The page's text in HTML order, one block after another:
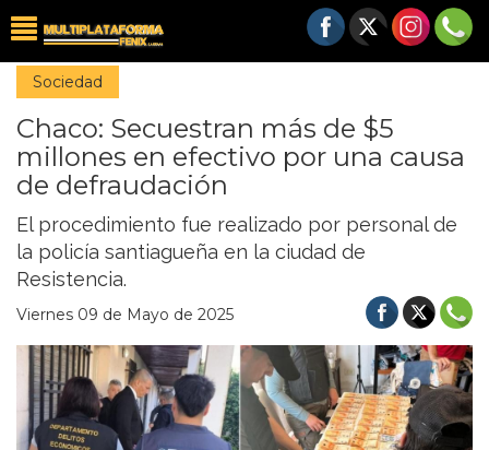
Sociedad
Chaco: Secuestran más de $5
millones en efectivo por una causa
de defraudación
El procedimiento fue realizado por personal de
la policía santiagueña en la ciudad de
Resistencia.
Viernes 09 de Mayo de 2025